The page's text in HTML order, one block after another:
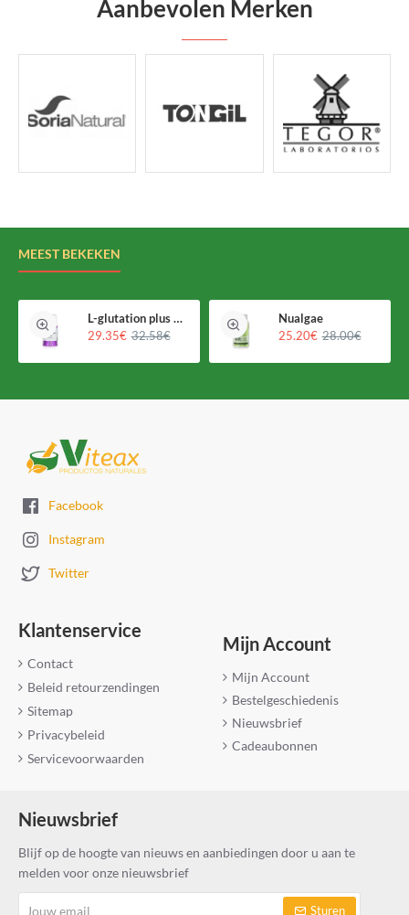
Aanbevolen Merken
MEEST BEKEKEN
L-glutation plus Holomega
29.35€ 32.58€
Nualgae
25.20€ 28.00€
Facebook
Instagram
Twitter
Klantenservice
Contact
Beleid retourzendingen
Sitemap
Privacybeleid
Servicevoorwaarden
Mijn Account
Mijn Account
Bestelgeschiedenis
Nieuwsbrief
Cadeaubonnen
Nieuwsbrief
Blijf op de hoogte van nieuws en aanbiedingen door u aan te
melden voor onze nieuwsbrief
Sturen